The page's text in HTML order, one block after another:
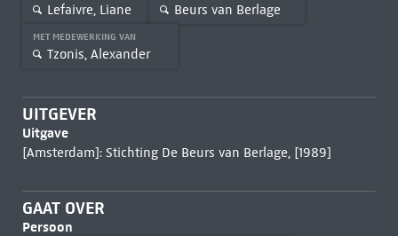
Lefaivre, Liane Beurs van Berlage
MET MEDEWERKING VAN
Tzonis, Alexander
UITGEVER
Uitgave
[Amsterdam]: Stichting De Beurs van Berlage, [1989]
GAAT OVER
Persoon